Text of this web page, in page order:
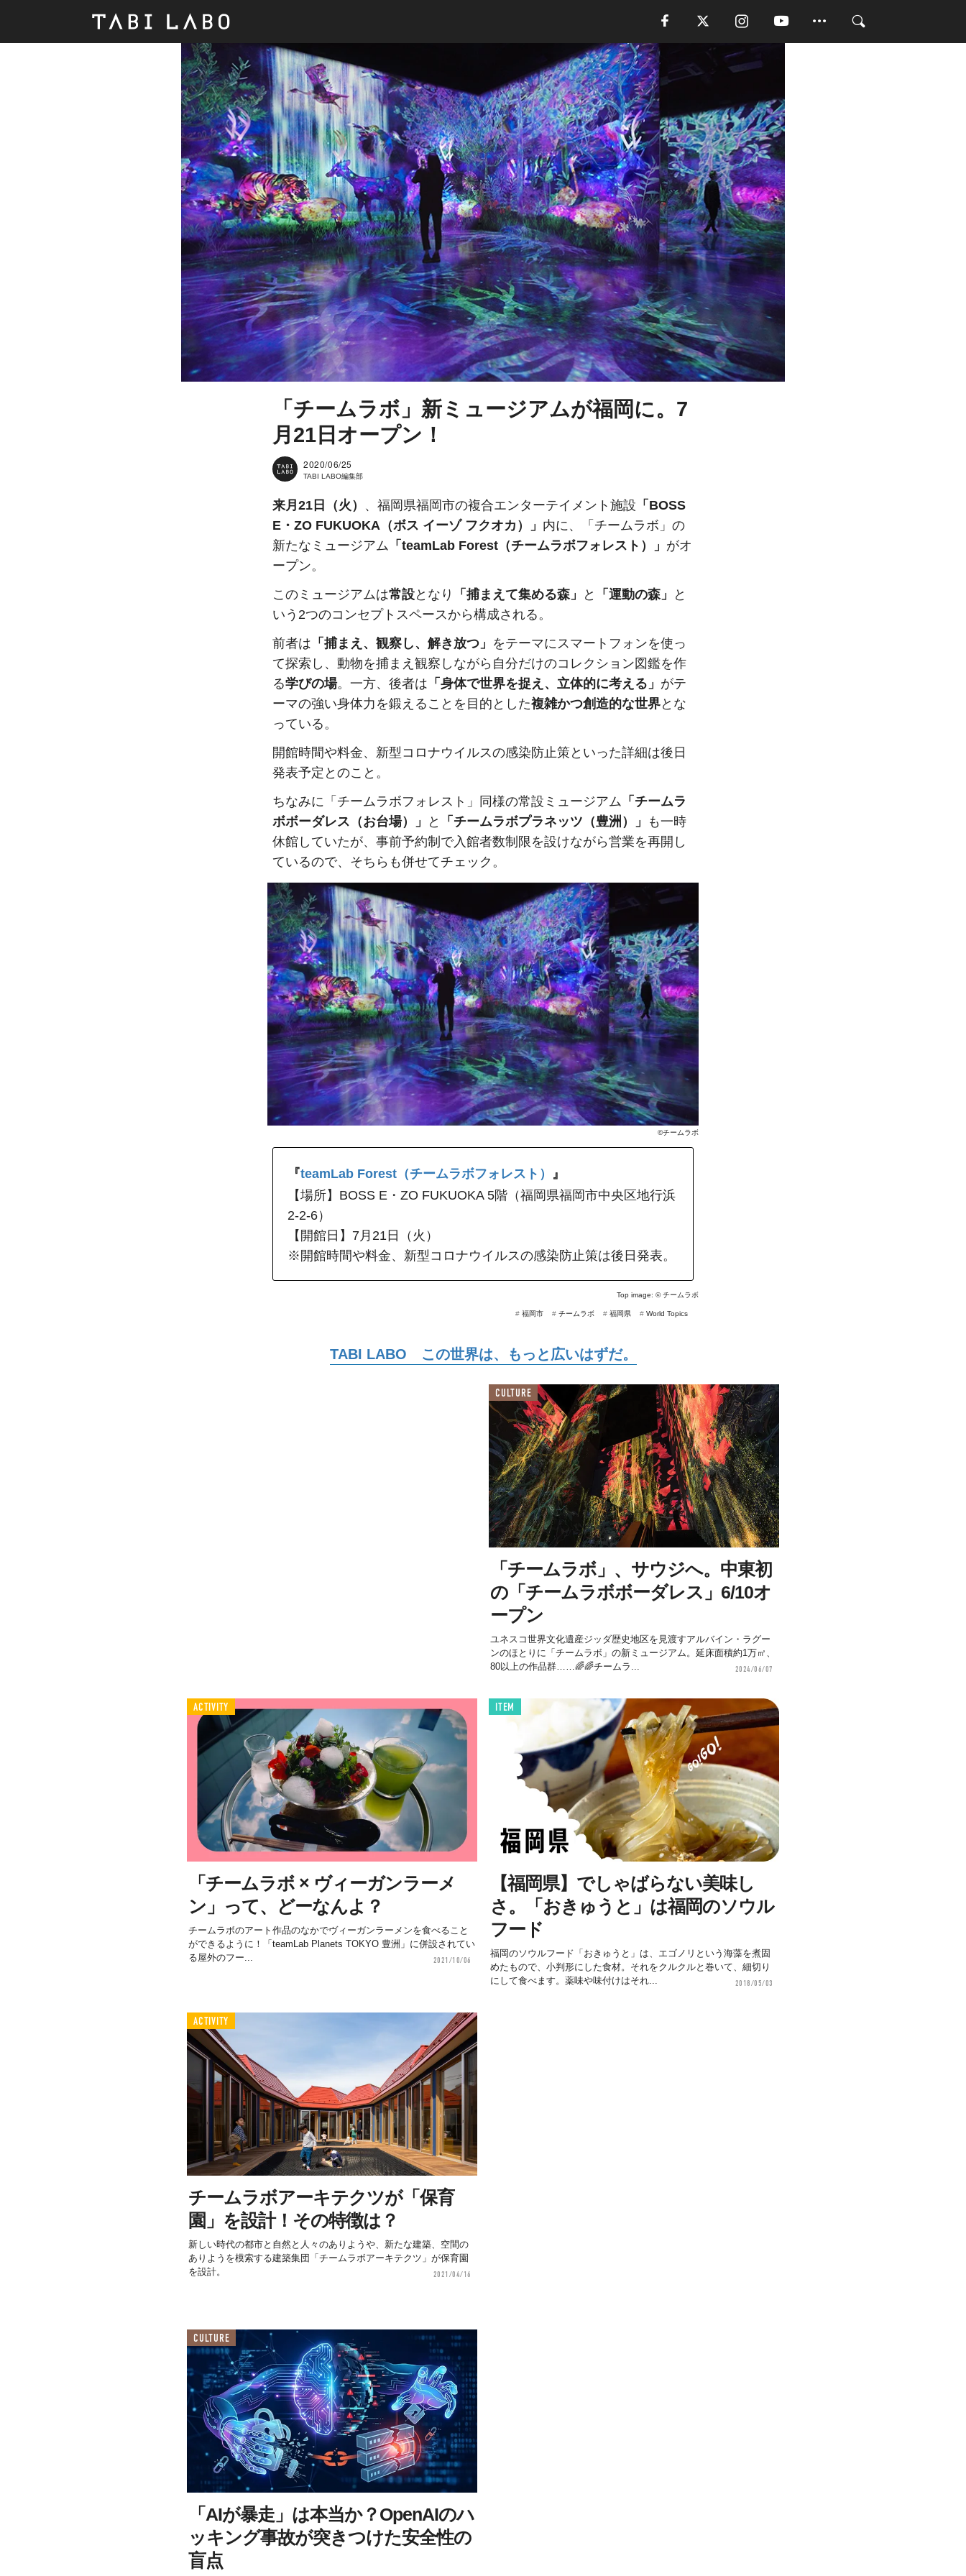
「チームラボ」新ミュージアムが福岡に。7
月21日オープン！
2020/06/25
TABI LABO編集部
来月21日（火） 、福岡県福岡市の複合エンターテイメント施設 「BOSS
E・ZO FUKUOKA（ボス イーゾ フクオカ）」 内に、「チームラボ」の
新たなミュージアム 「teamLab Forest（チームラボフォレスト）」 がオ
ープン。
このミュージアムは常設となり 「捕まえて集める森」 と 「運動の森」
と
いう2つのコンセプトスペースから構成される。
前者は 「捕まえ、観察し、解き放つ」 をテーマにスマートフォンを使っ
て探索し、動物を捕まえ観察しながら自分だけのコレクション図鑑を作
る学びの場。一方、後者は 「身体で世界を捉え、立体的に考える」 がテ
ーマの強い身体力を鍛えることを目的とした複雑かつ創造的な世界とな
っている。
開館時間や料金、新型コロナウイルスの感染防止策といった詳細は後日
発表予定とのこと。
ちなみに「チームラボフォレスト」同様の常設ミュージアム 「チームラ
ボボーダレス（お台場）」
と 「チームラボプラネッツ（豊洲）」
も一時
休館していたが、事前予約制で入館者数制限を設けながら営業を再開し
ているので、そちらも併せてチェック。
©チームラボ
『teamLab Forest（チームラボフォレスト）
』
【場所】BOSS E・ZO FUKUOKA 5階（福岡県福岡市中央区地行浜
2-2-6）
【開館日】7月21日（火）
※開館時間や料金、新型コロナウイルスの感染防止策は後日発表。
Top image: ©チームラボ
# World Topics
# 福岡県
# チームラボ
# 福岡市
TABI LABO この世界は、もっと広いはずだ。
CULTURE
「チームラボ」、サウジへ。中東初
の「チームラボボーダレス」6/10オ
ープン
ユネスコ世界文化遺産ジッダ歴史地区を見渡すアルバイン・ラグー
ンのほとりに「チームラボ」の新ミュージアム。延床面積約1万㎡、
80以上の作品群……🌈🌈チームラ...
2024/06/07
ACTIVITY
「チームラボ × ヴィーガンラーメ
ン」って、どーなんよ？
チームラボのアート作品のなかでヴィーガンラーメンを食べること
ができるように！「teamLab Planets TOKYO 豊洲」に併設されてい
る屋外のフー...
2021/10/06
ITEM
【福岡県】でしゃばらない美味し
さ。「おきゅうと」は福岡のソウル
フード
福岡のソウルフード「おきゅうと」は、エゴノリという海藻を煮固
めたもので、小判形にした食材。それをクルクルと巻いて、細切り
にして食べます。薬味や味付けはそれ...
2018/05/03
ACTIVITY
チームラボアーキテクツが「保育
園」を設計！その特徴は？
新しい時代の都市と自然と人々のありようや、新たな建築、空間の
ありようを模索する建築集団「チームラボアーキテクツ」が保育園
を設計。
2021/04/16
CULTURE
「AIが暴走」は本当か？OpenAIのハ
ッキング事故が突きつけた安全性の
盲点